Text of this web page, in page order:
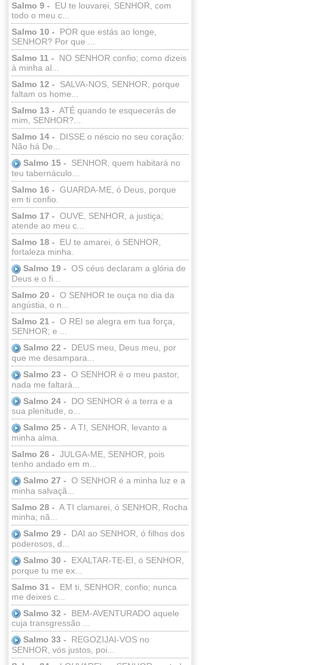
Salmo 9 -
EU te louvarei, SENHOR, com
todo o meu c...
Salmo 10 -
POR que estás ao longe,
SENHOR? Por que ...
Salmo 11 -
NO SENHOR confio; como dizeis
à minha al...
Salmo 12 -
SALVA-NOS, SENHOR, porque
faltam os home...
Salmo 13 - ATÉ quando te esquecerás de
mim, SENHOR?...
Salmo 14 -
DISSE o néscio no seu coração:
Não há De...
Salmo 15 -
SENHOR, quem habitará no
teu tabernáculo...
Salmo 16 - GUARDA-ME, ó Deus, porque
em ti confio.
Salmo 17 - OUVE, SENHOR, a justiça;
atende ao meu c...
Salmo 18 -
EU te amarei, ó SENHOR,
fortaleza minha.
Salmo 19 - OS céus declaram a glória de
Deus e o fi...
Salmo 20 - O SENHOR te ouça no dia da
angústia, o n...
Salmo 21 - O REI se alegra em tua força,
SENHOR; e ...
Salmo 22 -
DEUS meu, Deus meu, por
que me desampara...
Salmo 23 - O SENHOR é o meu pastor,
nada me faltará...
Salmo 24 -
DO SENHOR é a terra e a
sua plenitude, o...
Salmo 25 - A TI, SENHOR, levanto a
minha alma.
Salmo 26 - JULGA-ME, SENHOR, pois
tenho andado em m...
Salmo 27 - O SENHOR é a minha luz e a
minha salvaçã...
Salmo 28 - A TI clamarei, ó SENHOR, Rocha
minha; nã...
Salmo 29 -
DAI ao SENHOR, ó filhos dos
poderosos, d...
Salmo 30 -
EXALTAR-TE-EI, ó SENHOR,
porque tu me ex...
Salmo 31 -
EM ti, SENHOR, confio; nunca
me deixes c...
Salmo 32 -
BEM-AVENTURADO aquele
cuja transgressão ...
Salmo 33 -
REGOZIJAI-VOS no
SENHOR, vós justos, poi...